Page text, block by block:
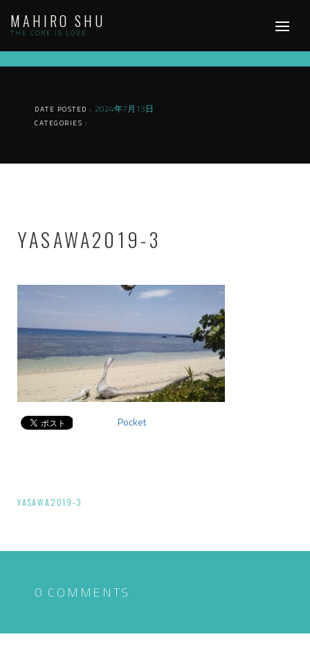
content
MAHIRO SHU
THE CORE IS LOVE
DATE POSTED : 2024年7月13日
CATEGORIES :
YASAWA2019-3
Pocket
投
ナ
シ
YASAWA2019-3
0 COMMENTS